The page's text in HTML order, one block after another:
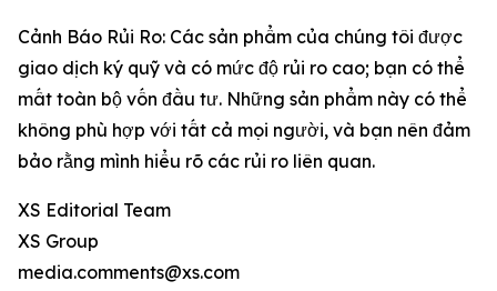
Cảnh Báo Rủi Ro: Các sản phẩm của chúng tôi được
giao dịch ký quỹ và có mức độ rủi ro cao; bạn có thể
mất toàn bộ vốn đầu tư. Những sản phẩm này có thể
không phù hợp với tất cả mọi người, và bạn nên đảm
bảo rằng mình hiểu rõ các rủi ro liên quan.
XS Editorial Team
XS Group
media.comments@xs.com